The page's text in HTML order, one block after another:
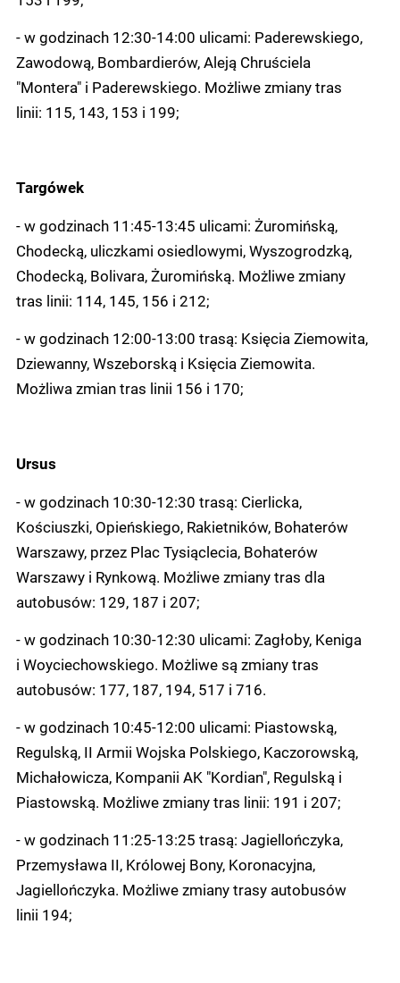
- w godzinach 12:30-14:00 ulicami: Paderewskiego,
Zawodową, Bombardierów, Aleją Chruściela
"Montera" i Paderewskiego. Możliwe zmiany tras
linii: 115, 143, 153 i 199;
Targówek
- w godzinach 11:45-13:45 ulicami: Żuromińską,
Chodecką, uliczkami osiedlowymi, Wyszogrodzką,
Chodecką, Bolivara, Żuromińską. Możliwe zmiany
tras linii: 114, 145, 156 i 212;
- w godzinach 12:00-13:00 trasą: Księcia Ziemowita,
Dziewanny, Wszeborską i Księcia Ziemowita.
Możliwa zmian tras linii 156 i 170;
Ursus
- w godzinach 10:30-12:30 trasą: Cierlicka,
Kościuszki, Opieńskiego, Rakietników, Bohaterów
Warszawy, przez Plac Tysiąclecia, Bohaterów
Warszawy i Rynkową. Możliwe zmiany tras dla
autobusów: 129, 187 i 207;
- w godzinach 10:30-12:30 ulicami: Zagłoby, Keniga
i Woyciechowskiego. Możliwe są zmiany tras
autobusów: 177, 187, 194, 517 i 716.
- w godzinach 10:45-12:00 ulicami: Piastowską,
Regulską, II Armii Wojska Polskiego, Kaczorowską,
Michałowicza, Kompanii AK "Kordian", Regulską i
Piastowską. Możliwe zmiany tras linii: 191 i 207;
- w godzinach 11:25-13:25 trasą: Jagiellończyka,
Przemysława II, Królowej Bony, Koronacyjna,
Jagiellończyka. Możliwe zmiany trasy autobusów
linii 194;